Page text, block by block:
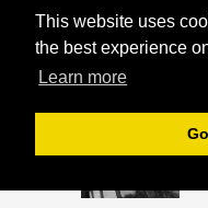
This website uses
the best experience
Learn more